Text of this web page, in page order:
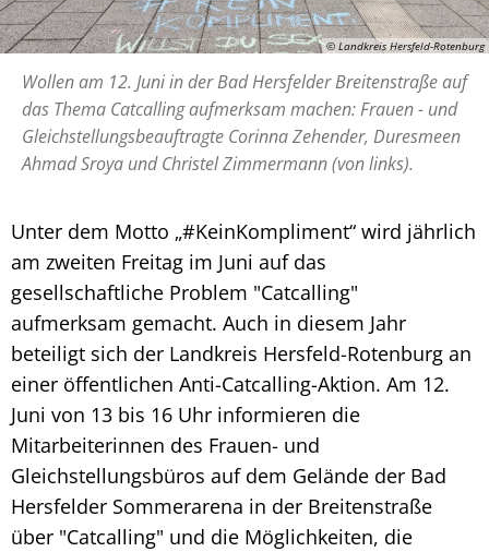
© Landkreis Hersfeld-Rotenburg
Wollen am 12. Juni in der Bad Hersfelder Breitenstraße auf
das Thema Catcalling aufmerksam machen: Frauen - und
Gleichstellungsbeauftragte Corinna Zehender, Duresmeen
Ahmad Sroya und Christel Zimmermann (von links).
Unter dem Motto „#KeinKompliment“ wird jährlich
am zweiten Freitag im Juni auf das
gesellschaftliche Problem "Catcalling"
aufmerksam gemacht. Auch in diesem Jahr
beteiligt sich der Landkreis Hersfeld-Rotenburg an
einer öffentlichen Anti-Catcalling-Aktion. Am 12.
Juni von 13 bis 16 Uhr informieren die
Mitarbeiterinnen des Frauen- und
Gleichstellungsbüros auf dem Gelände der Bad
Hersfelder Sommerarena in der Breitenstraße
über "Catcalling" und die Möglichkeiten, die